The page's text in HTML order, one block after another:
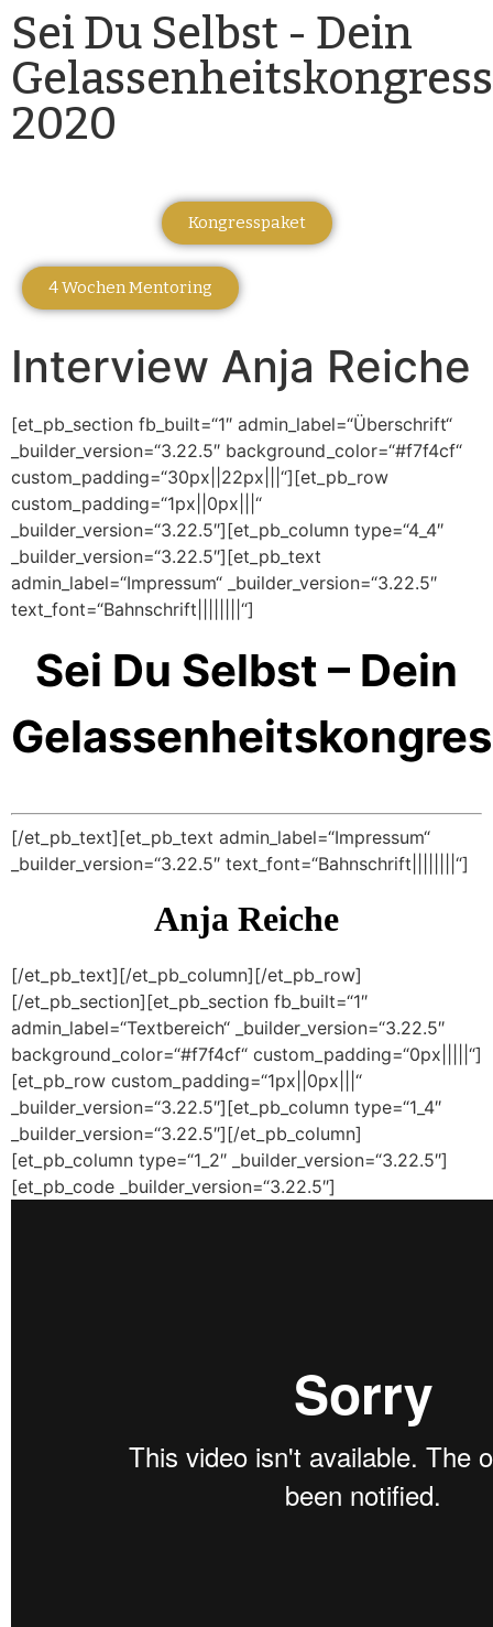
Sei Du Selbst - Dein
Gelassenheitskongress
2020
Kongresspaket
4 Wochen Mentoring
Interview Anja Reiche
[et_pb_section fb_built=“1″ admin_label=“Überschrift“
_builder_version=“3.22.5″ background_color=“#f7f4cf“
custom_padding=“30px||22px|||“][et_pb_row
custom_padding=“1px||0px|||“
_builder_version=“3.22.5″][et_pb_column type=“4_4″
_builder_version=“3.22.5″][et_pb_text
admin_label=“Impressum“ _builder_version=“3.22.5″
text_font=“Bahnschrift||||||||“]
Sei Du Selbst – Dein
[/et_pb_text][et_pb_text admin_label=“Impressum“
_builder_version=“3.22.5″ text_font=“Bahnschrift||||||||“]
Anja Reiche
[/et_pb_text][/et_pb_column][/et_pb_row]
[/et_pb_section][et_pb_section fb_built=“1″
admin_label=“Textbereich“ _builder_version=“3.22.5″
background_color=“#f7f4cf“ custom_padding=“0px|||||“]
[et_pb_row custom_padding=“1px||0px|||“
_builder_version=“3.22.5″][et_pb_column type=“1_4″
_builder_version=“3.22.5″][/et_pb_column]
[et_pb_column type=“1_2″ _builder_version=“3.22.5″]
[et_pb_code _builder_version=“3.22.5″]